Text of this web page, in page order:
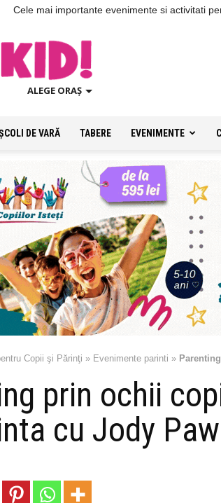
Cele mai importante evenimente si activitati
ALEGE ORAȘ
DE VARĂ TABERE EVENIMENTE
Copii şi Părinţi » Evenimente parinti »
prin ochii
cu Jody